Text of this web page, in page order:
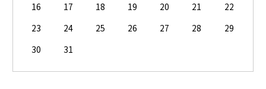
16
17 18 19 20 21
22
23
24 25 26 27 28
29
30
31